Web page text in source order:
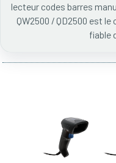
lecteur codes barres
QW2500 / QD2500 est
fiable